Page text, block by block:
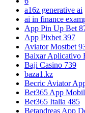
a16z generative ai
ai in finance
App Pin Up Bet
App Pixbet 397
Aviator Mostbet
Baixar Aplicativo
Baji Casino 739
baza1.kz
Becric Aviator
Bet365 App
Bet365 Italia 485
Betandreas App